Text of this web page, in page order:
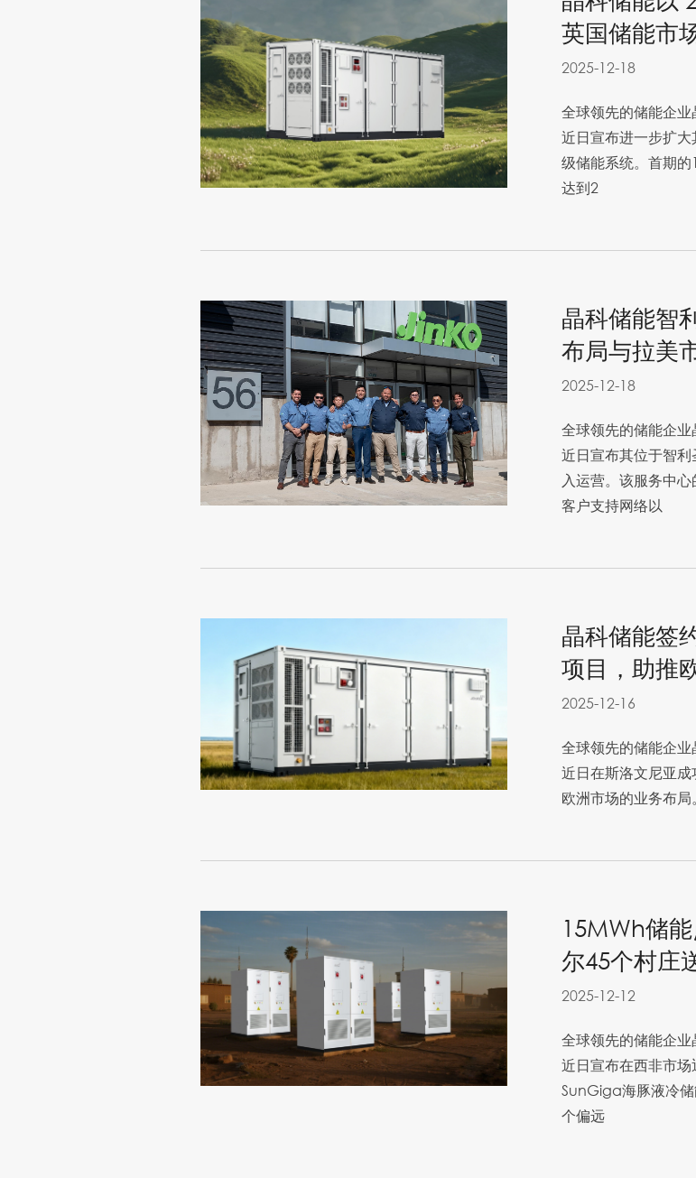
英国储能市
2025-12-18
全球领先的储能企业
近日宣布进一步扩
级储能系统。首期
达到2
晶科储能智
布局与拉美
2025-12-18
全球领先的储能企业
近日宣布其位于智
入运营。该服务中
客户支持网络以
晶科储能签
项目，助推
2025-12-16
全球领先的储能企业
近日在斯洛文尼亚
欧洲市场的业务布
15MWh储
尔45个村庄
2025-12-12
全球领先的储能企业
近日宣布在西非市
SunGiga海豚液冷
个偏远